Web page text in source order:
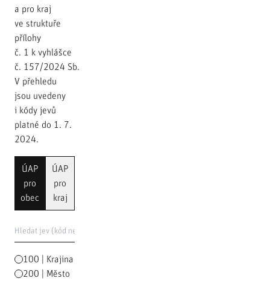
a pro kraj
ve struktuře
přílohy
č. 1 k vyhlášce
č. 157/2024 Sb.
V přehledu
jsou uvedeny
i kódy jevů
platné do 1. 7.
2024.
ÚAP
pro
obec
ÚAP
pro
kraj
100 | Krajina
200 | Město